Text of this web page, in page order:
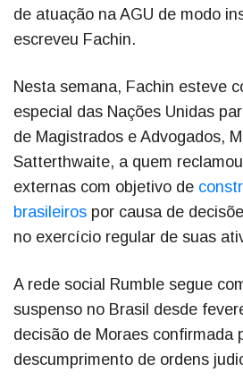
de atuação na AGU de modo
escreveu Fachin.
Nesta semana, Fachin esteve
especial das Nações Unidas
de Magistrados e Advogados,
Satterthwaite, a quem
externas com objetivo de
brasileiros por causa de
no exercício regular de suas
A rede social Rumble segue
suspenso no Brasil desde
decisão de Moraes confirmada
descumprimento de ordens